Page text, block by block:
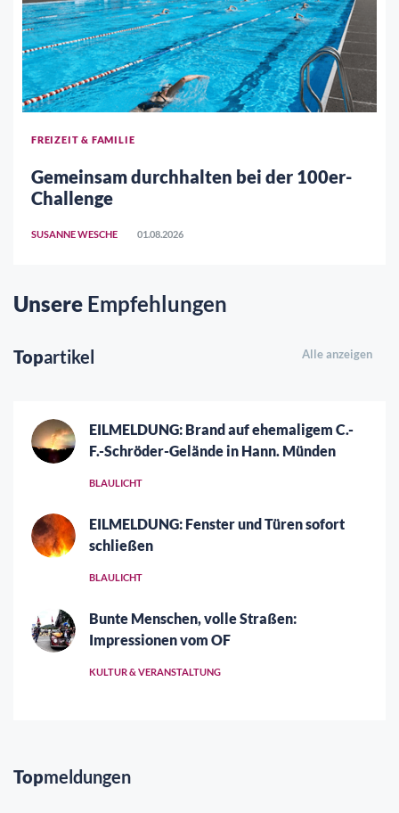
FREIZEIT & FAMILIE
Gemeinsam durchhalten bei der 100er-
Challenge
SUSANNE WESCHE 01.08.2026
Unsere Empfehlungen
Topartikel Alle anzeigen
EILMELDUNG: Brand auf ehemaligem C.-
F.-Schröder-Gelände in Hann. Münden
BLAULICHT
EILMELDUNG: Fenster und Türen sofort
schließen
BLAULICHT
Bunte Menschen, volle Straßen:
Impressionen vom OF
KULTUR & VERANSTALTUNG
Topmeldungen